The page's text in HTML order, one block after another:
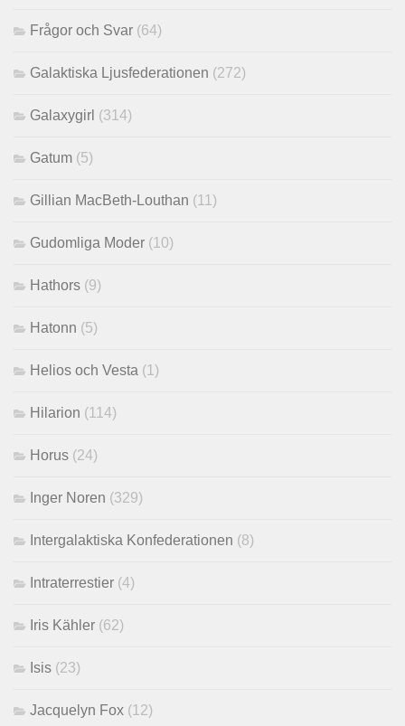
Frågor och Svar (64)
Galaktiska Ljusfederationen (272)
Galaxygirl (314)
Gatum (5)
Gillian MacBeth-Louthan (11)
Gudomliga Moder (10)
Hathors (9)
Hatonn (5)
Helios och Vesta (1)
Hilarion (114)
Horus (24)
Inger Noren (329)
Intergalaktiska Konfederationen (8)
Intraterrestier (4)
Iris Kähler (62)
Isis (23)
Jacquelyn Fox (12)